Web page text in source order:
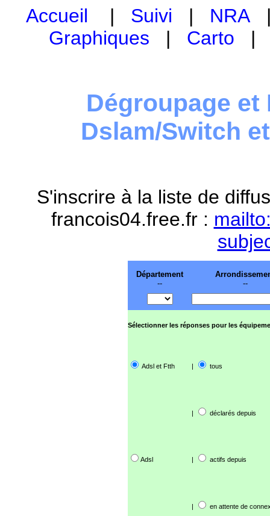
Accueil | Suivi | NRA
Graphiques | Carto
Dégroupage et
Dslam/Switch
S'inscrire à la liste de
francois04.free.fr :
Département
--
--
Sélectionner les réponses pour les
Adsl et Ftth | tous
| déclarés depuis
Adsl | actifs depuis
| en attente de